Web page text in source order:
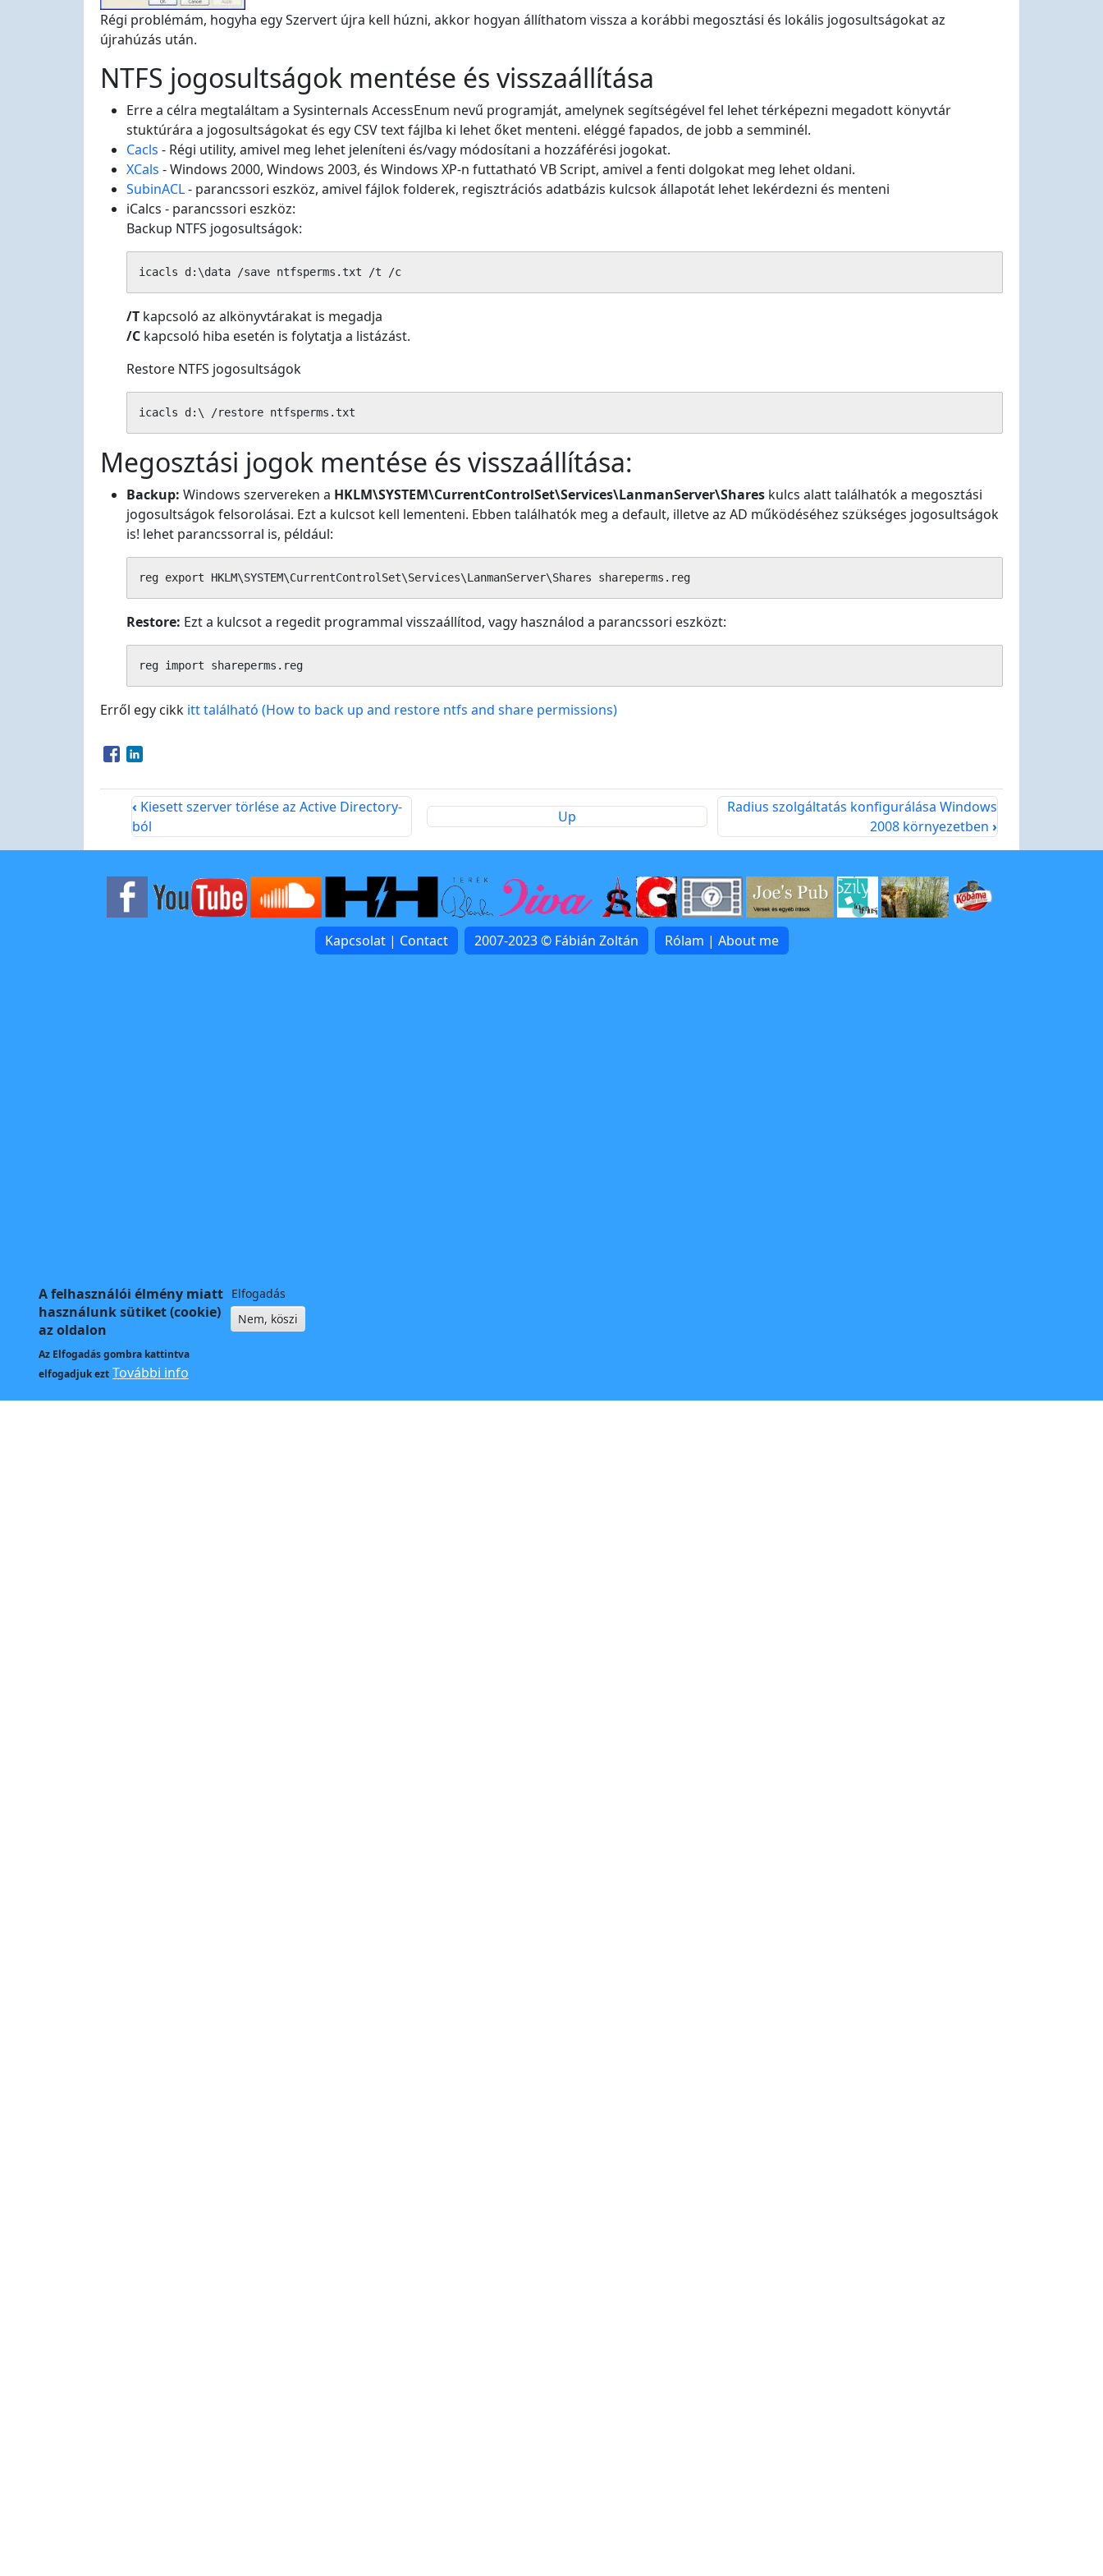
Régi problémám, hogyha egy Szervert újra kell húzni, akkor hogyan állíthatom vissza a korábbi megosztási és lokális jogosultságokat az
újrahúzás után.
NTFS jogosultságok mentése és visszaállítása
Erre a célra megtaláltam a Sysinternals AccessEnum nevű programját, amelynek segítségével fel lehet térképezni megadott könyvtár
stuktúrára a jogosultságokat és egy CSV text fájlba ki lehet őket menteni. eléggé fapados, de jobb a semminél.
Cacls - Régi utility, amivel meg lehet jeleníteni és/vagy módosítani a hozzáférési jogokat.
XCals - Windows 2000, Windows 2003, és Windows XP-n futtatható VB Script, amivel a fenti dolgokat meg lehet oldani.
SubinACL- parancssori eszköz, amivel fájlok folderek, regisztrációs adatbázis kulcsok állapotát lehet lekérdezni és menteni
iCalcs - parancssori eszköz:
Backup NTFS jogosultságok:
icacls d:\data /save ntfsperms.txt /t /c
/T kapcsoló az alkönyvtárakat is megadja
/C kapcsoló hiba esetén is folytatja a listázást.
Restore NTFS jogosultságok
icacls d:\ /restore ntfsperms.txt
Megosztási jogok mentése és visszaállítása:
Backup: Windows szervereken a HKLM\SYSTEM\CurrentControlSet\Services\LanmanServer\Shares kulcs alatt találhatók a megosztási
jogosultságok felsorolásai. Ezt a kulcsot kell lementeni. Ebben találhatók meg a default, illetve az AD működéséhez szükséges jogosultságok
is! lehet parancssorral is, például:
reg export HKLM\SYSTEM\CurrentControlSet\Services\LanmanServer\Shares shareperms.reg
Restore: Ezt a kulcsot a regedit programmal visszaállítod, vagy használod a parancssori eszközt:
reg import shareperms.reg
Erről egy cikk itt található (How to back up and restore ntfs and share permissions)
Opens in a new window
Opens in a new window
‹ Kiesett szerver törlése az Active Directory-
ból
Up
Radius szolgáltatás konfigurálása Windows
2008 környezetben ›
Kapcsolat | Contact 2007-2023 © Fábián Zoltán Rólam | About me
A felhasználói élmény miatt
használunk sütiket (cookie)
az oldalon
Az Elfogadásgombra kattintva
elfogadjuk ezt További info
Elfogadás
Nem, köszi